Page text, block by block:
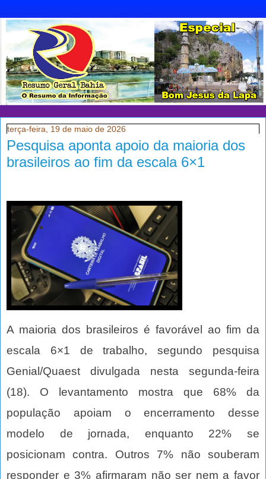
terça-feira, 19 de maio de 2026
Pesquisa aponta apoio da maioria dos
brasileiros ao fim da escala 6×1
A maioria dos brasileiros é favorável ao fim da
escala 6×1 de trabalho, segundo pesquisa
Genial/Quaest divulgada nesta segunda-feira
(18). O levantamento mostra que 68% da
população apoiam o encerramento desse
modelo de jornada, enquanto 22% se
posicionam contra. Outros 7% não souberam
responder e 3% afirmaram não ser nem a favor